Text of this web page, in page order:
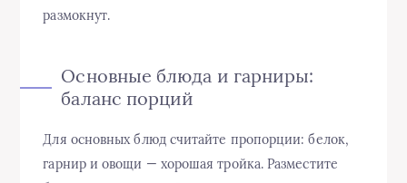
размокнут.
Основные блюда и гарниры:
баланс порций
Для основных блюд считайте пропорции: белок,
гарнир и овощи — хорошая тройка. Разместите